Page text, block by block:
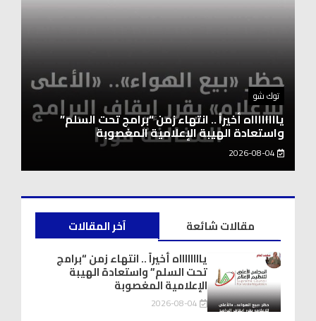
أخبار المحافظات
نقيب العلوم الصحية: العنصر البشري هو أساس
التطورات التكنولوجية
آخر المقالات
مقالات شائعة
يااااااااه أخيراً .. انتهاء زمن “برامج
تحت السلم” واستعادة الهيبة
الإعلامية المغصوبة
2026-08-04